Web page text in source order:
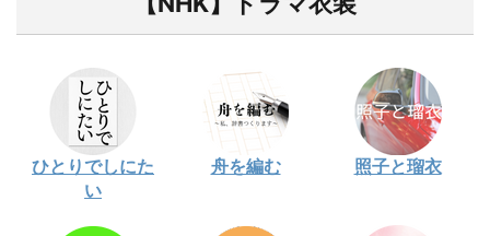
ひとりでしにた
い
舟を編む 照子と瑠衣